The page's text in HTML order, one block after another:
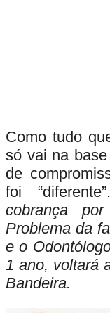
Como tudo
só vai na
de
foi
cobrança
Problema da
e o
1 ano, voltará
Bandeira.